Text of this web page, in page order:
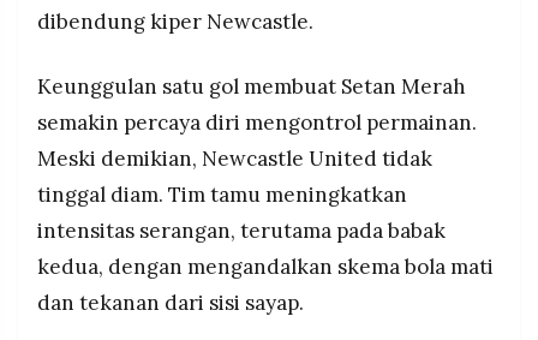
dibendung kiper Newcastle.
Keunggulan satu gol membuat Setan Merah
semakin percaya diri mengontrol permainan.
Meski demikian, Newcastle United tidak
tinggal diam. Tim tamu meningkatkan
intensitas serangan, terutama pada babak
kedua, dengan mengandalkan skema bola mati
dan tekanan dari sisi sayap.